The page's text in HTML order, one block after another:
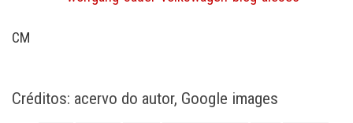
CM
Créditos: acervo do autor, Google images